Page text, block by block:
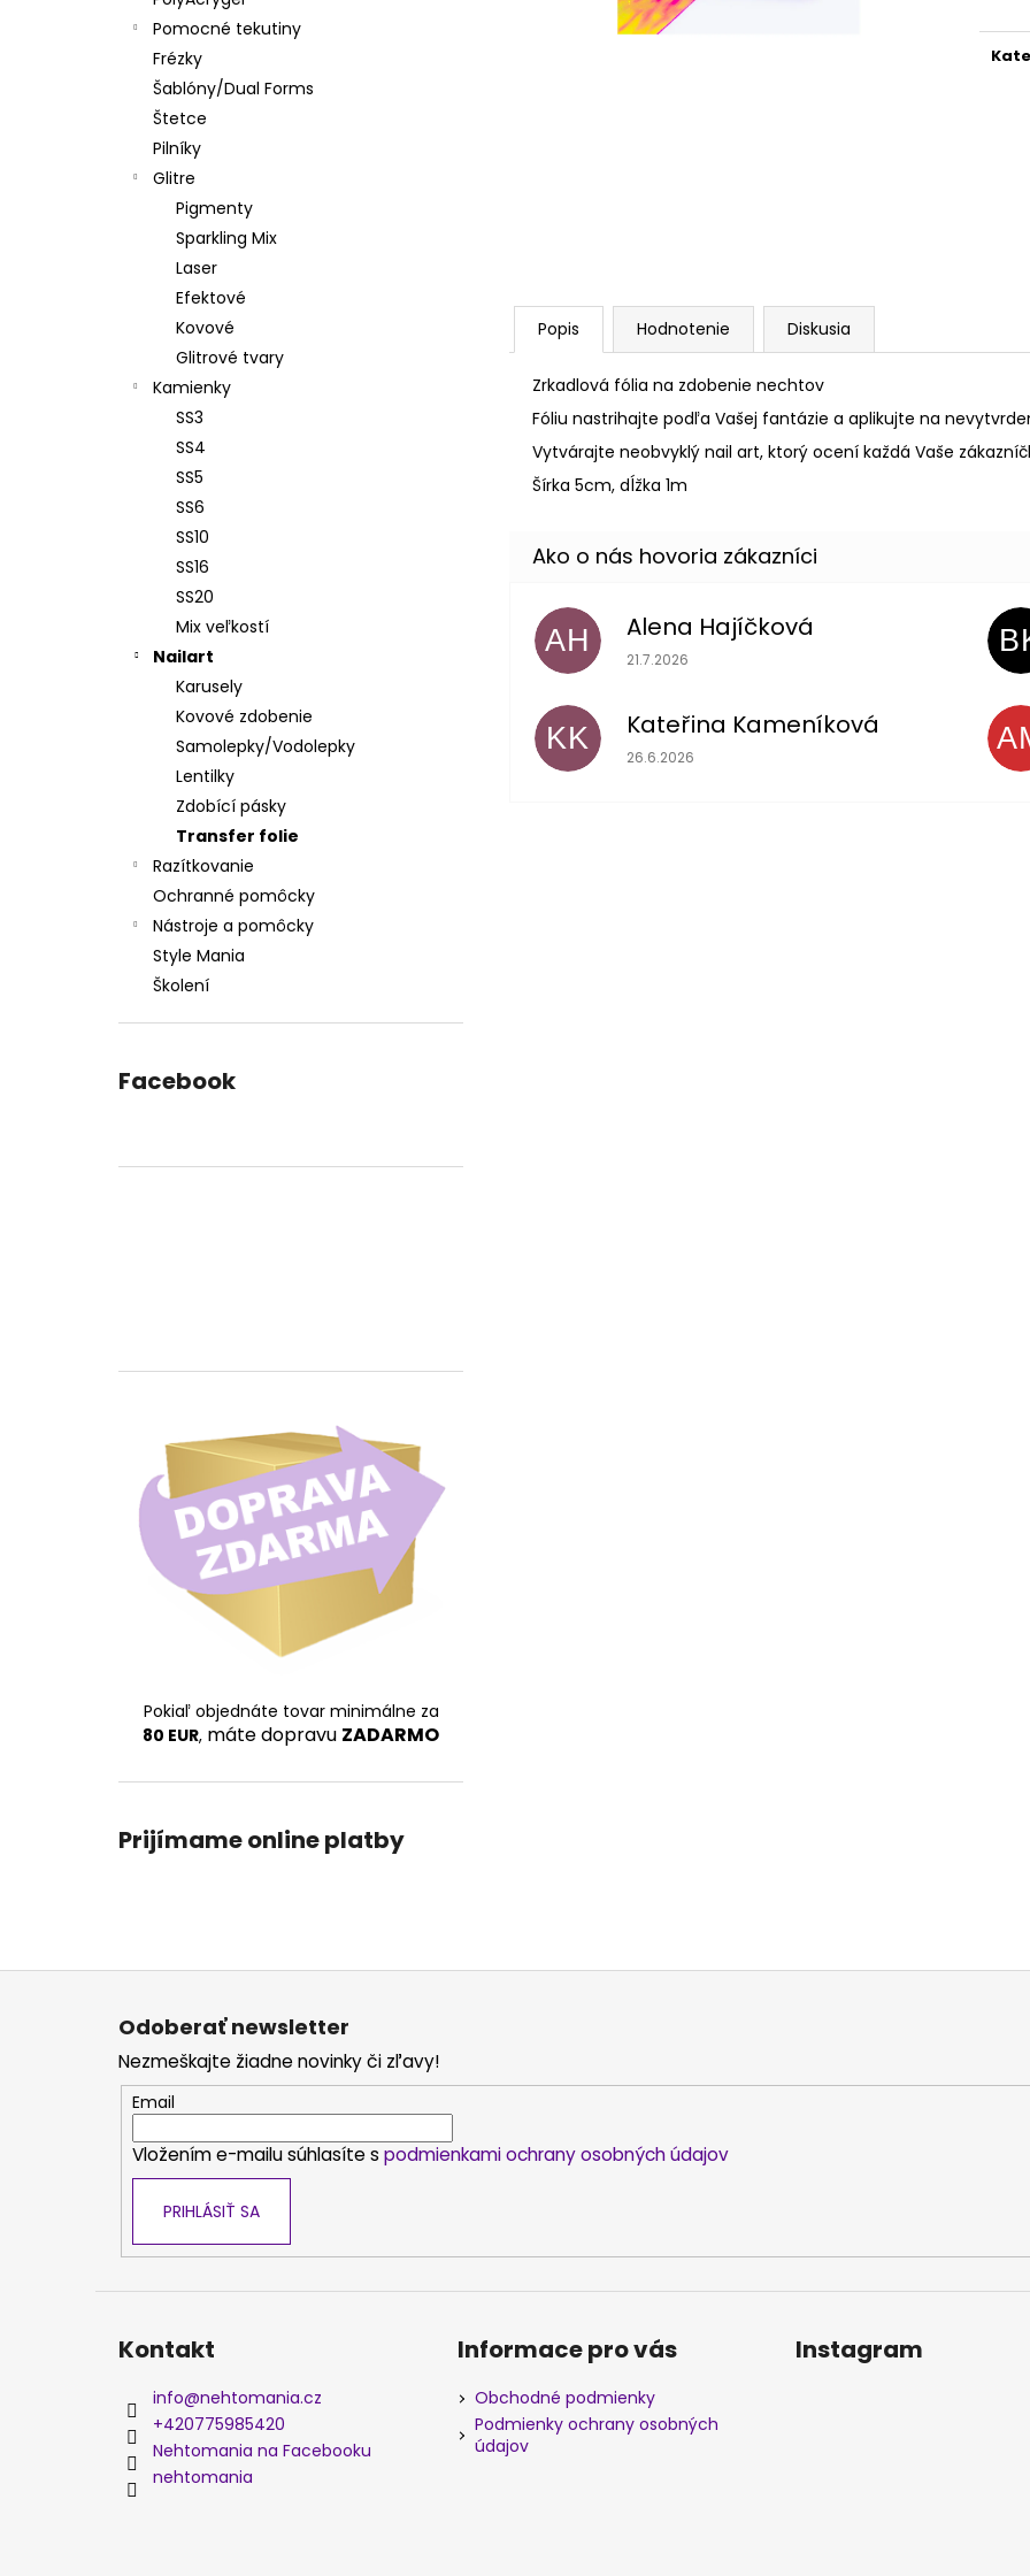
Pomocné tekutiny
Frézky
Šablóny/Dual Forms
Štetce
Pilníky
Glitre
Pigmenty
Sparkling Mix
Laser
Efektové
Kovové
Glitrové tvary
Kamienky
SS3
SS4
SS5
SS6
SS10
SS16
SS20
Mix veľkostí
Nailart
Karusely
Kovové zdobenie
Samolepky/Vodolepky
Lentilky
Zdobící pásky
Transfer folie
Razítkovanie
Ochranné pomôcky
Nástroje a pomôcky
Style Mania
Školení
Facebook
Pokiaľ objednáte tovar minimálne za
80 EUR, máte dopravu ZADARMO
Prijímame online platby
Popis Hodnotenie Diskusia
Zrkadlová fólia na zdobenie nechtov
Fóliu nastrihajte podľa Vašej fantázie a aplikujte na
Vytvárajte neobvyklý nail art, ktorý ocení každá Vaše
Šírka 5cm, dĺžka 1m
AH Alena Hajíčková
Hodnotenie obchodu je 5 z 5 hviezdičiek.
21.7.2026
KK Kateřina Kameníková
Hodnotenie obchodu je 5 z 5 hviezdičiek.
26.6.2026
PENOVÝ PILNÍK HALFMOON 120/180 1KS
€1,60
PENOVÝ PILNÍK HALFMOON 150/320 1KS
Z
Odoberať newsletter
Nezmeškajte žiadne novinky či zľavy!
Email
Vložením e-mailu súhlasíte s podmienkami ochrany osobných údajov
PRIHLÁSIŤ SA
Kontakt
info@nehtomania.cz
+420775985420
Nehtomania na Facebooku
nehtomania
Informace pro vás
Obchodné podmienky
Podmienky ochrany osobných
údajov
Instagram